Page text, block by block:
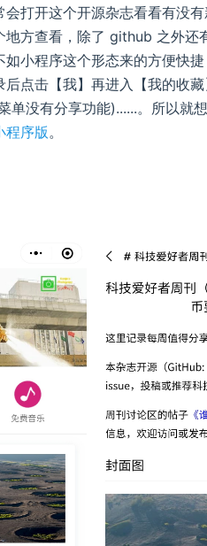
打开这个开源杂志看看有没
地方查看，除了 github 之外还
小程序这个形态来的方便快
点击【我】再进入【我的收
单没有分享功能)......。所以就
程序版 。